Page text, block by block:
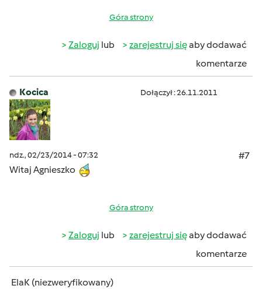
Góra strony
Zaloguj lub zarejestruj sięaby dodawać
komentarze
Kocica Dołączył : 26.11.2011
ndz., 02/23/2014 - 07:32
#7
Witaj Agnieszko
Góra strony
Zaloguj lub zarejestruj sięaby dodawać
komentarze
ElaK (niezweryfikowany)